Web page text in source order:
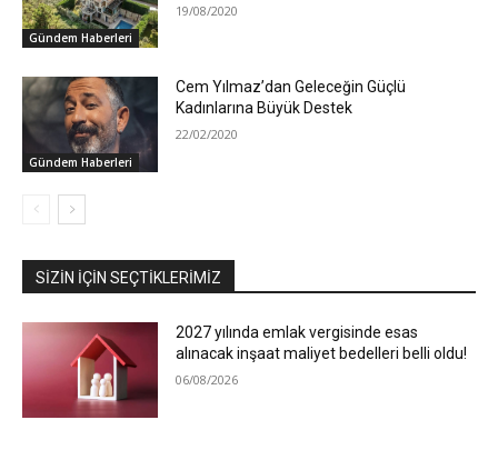
Gündem Haberleri
19/08/2020
Gündem Haberleri
Cem Yılmaz’dan Geleceğin Güçlü
Kadınlarına Büyük Destek
22/02/2020
SIZIN İÇIN SEÇTIKLERIMIZ
2027 yılında emlak vergisinde esas
alınacak inşaat maliyet bedelleri belli oldu!
06/08/2026